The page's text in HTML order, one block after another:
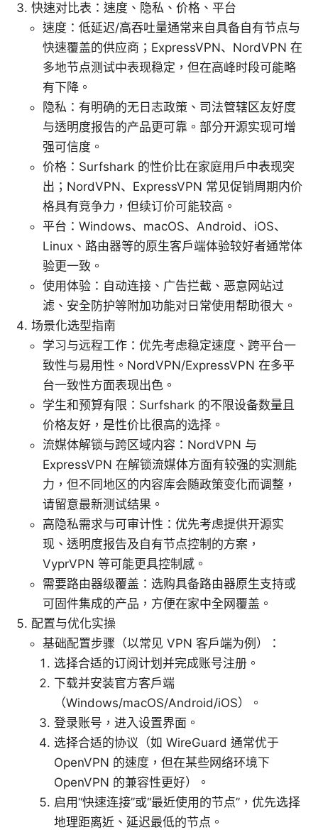
快速对比表：速度、隐私、价格、平台
速度：低延迟/高吞吐量通常来自具备自有节点与
快速覆盖的供应商；ExpressVPN、NordVPN 在
多地节点测试中表现稳定，但在高峰时段可能略
有下降。
隐私：有明确的无日志政策、司法管辖区友好度
与透明度报告的产品更可靠。部分开源实现可增
强可信度。
价格：Surfshark 的性价比在家庭用户中表现突
出；NordVPN、ExpressVPN 常见促销周期内价
格具有竞争力，但续订价可能较高。
平台：Windows、macOS、Android、iOS、
Linux、路由器等的原生客户端体验较好者通常体
验更一致。
使用体验：自动连接、广告拦截、恶意网站过
滤、安全防护等附加功能对日常使用帮助很大。
场景化选型指南
学习与远程工作：优先考虑稳定速度、跨平台一
致性与易用性。NordVPN/ExpressVPN 在多平
台一致性方面表现出色。
学生和预算有限：Surfshark 的不限设备数量且
价格友好，是性价比很高的选择。
流媒体解锁与跨区域内容：NordVPN 与
ExpressVPN 在解锁流媒体方面有较强的实测能
力，但不同地区的内容库会随政策变化而调整，
请留意最新测试结果。
高隐私需求与可审计性：优先考虑提供开源实
现、透明度报告及自有节点控制的方案，
VyprVPN 等可能更具控制感。
需要路由器级覆盖：选购具备路由器原生支持或
可固件集成的产品，方便在家中全网覆盖。
配置与优化实操
基础配置步骤（以常见 VPN 客户端为例）：
选择合适的订阅计划并完成账号注册。
下载并安装官方客户端
（Windows/macOS/Android/iOS）。
登录账号，进入设置界面。
选择合适的协议（如 WireGuard 通常优于
OpenVPN 的速度，但在某些网络环境下
OpenVPN 的兼容性更好）。
启用“快速连接”或“最近使用的节点”，优先选择
地理距离近、延迟最低的节点。